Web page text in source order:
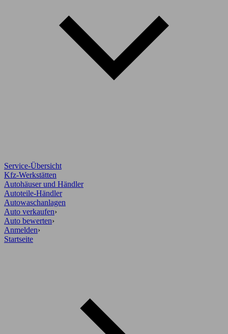
Service-Übersicht
Kfz-Werkstätten
Autohäuser und Händler
Autoteile-Händler
Autowaschanlagen
Auto verkaufen›
Auto bewerten›
Anmelden›
Startseite